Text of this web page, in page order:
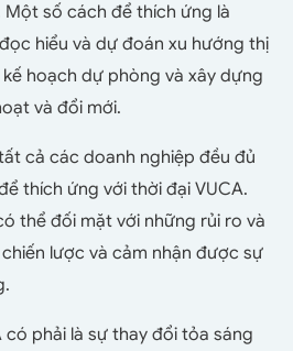
số cách để thích ứng là
hiểu và dự đoán xu hướng thị
hoạch dự phòng và xây dựng
và đổi mới.
cả các doanh nghiệp đều đủ
thích ứng với thời đại VUCA.
thể đối mặt với những rủi ro và
lược và cảm nhận được sự
có phải là sự thay đổi tỏa sáng